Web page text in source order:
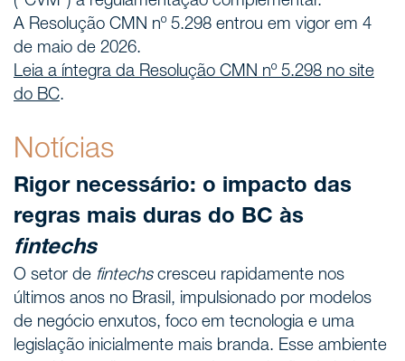
A Resolução CMN nº 5.298 entrou em vigor em 4
de maio de 2026.
Leia a íntegra da Resolução CMN nº 5.298 no site
do BC.
Notícias
Rigor necessário: o impacto das
regras mais duras do BC às
fintechs
O setor de fintechscresceu rapidamente nos
últimos anos no Brasil, impulsionado por modelos
de negócio enxutos, foco em tecnologia e uma
legislação inicialmente mais branda. Esse ambiente